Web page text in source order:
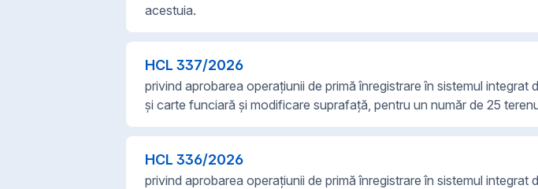
acestuia.
HCL 337/2026
privind aprobarea operațiunii de primă înregistrare în sistemul integrat
și carte funciară și modificare suprafață, pentru un număr de 25
HCL 336/2026
privind aprobarea operațiunii de primă înregistrare în sistemul integrat